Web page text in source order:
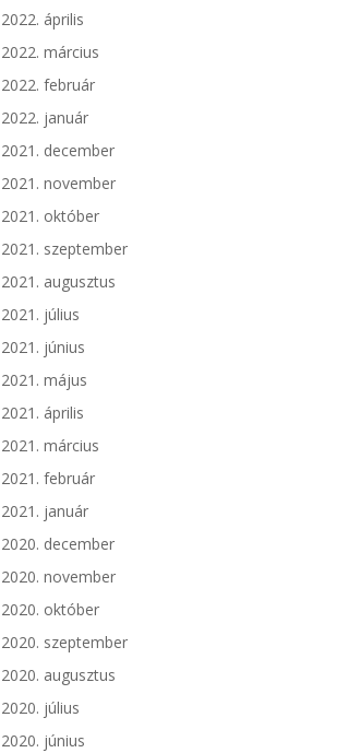
2022. április
2022. március
2022. február
2022. január
2021. december
2021. november
2021. október
2021. szeptember
2021. augusztus
2021. július
2021. június
2021. május
2021. április
2021. március
2021. február
2021. január
2020. december
2020. november
2020. október
2020. szeptember
2020. augusztus
2020. július
2020. június